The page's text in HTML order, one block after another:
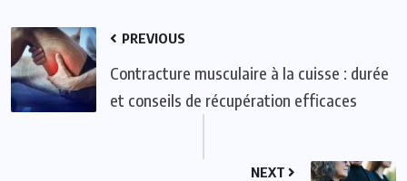
PREVIOUS
Contracture musculaire à la cuisse : durée
et conseils de récupération efficaces
NEXT